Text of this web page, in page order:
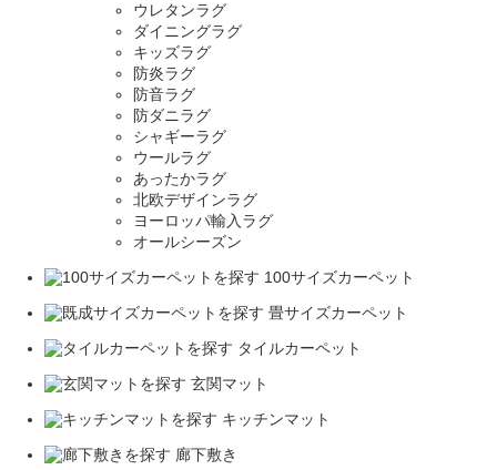
ウレタンラグ
ダイニングラグ
キッズラグ
防炎ラグ
防音ラグ
防ダニラグ
シャギーラグ
ウールラグ
あったかラグ
北欧デザインラグ
ヨーロッパ輸入ラグ
オールシーズン
100サイズカーペット
畳サイズカーペット
タイルカーペット
玄関マット
キッチンマット
廊下敷き